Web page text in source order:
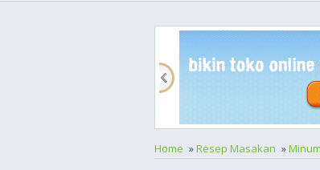
Home »Resep Masakan »